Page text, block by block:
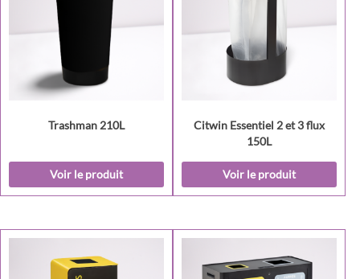
Trashman 210L
Voir le produit
Citwin Essentiel 2 et 3 flux
150L
Voir le produit